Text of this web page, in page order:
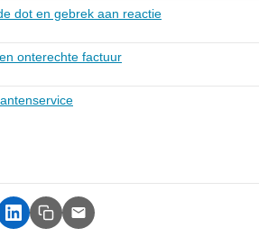
dot en gebrek aan reactie
onterechte factuur